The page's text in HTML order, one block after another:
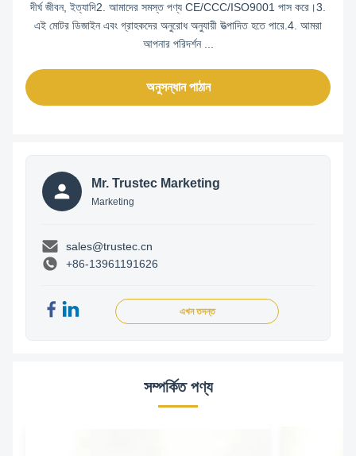
দীর্ঘ জীবন, ইত্যাদি2. আমাদের সমস্ত পণ্য CE/CCC/ISO9001 পাস করে।3.
এই মোটর ডিজাইন এবং গ্রাহকদের অনুরোধ অনুযায়ী উত্পাদিত হতে পারে.4. আমরা
আপনার পরিদর্শন ...
অনুসন্ধান পাঠান
Mr. Trustec Marketing
Marketing
sales@trustec.cn
+86-13961191626
এখন তদন্ত
সম্পর্কিত পণ্য